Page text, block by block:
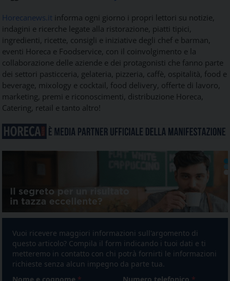
Horecanews.it informa ogni giorno i propri lettori su notizie,
indagini e ricerche legate alla ristorazione, piatti tipici,
ingredienti, ricette, consigli e iniziative degli chef e barman,
eventi Horeca e Foodservice, con il coinvolgimento e la
collaborazione delle aziende e dei protagonisti che fanno parte
dei settori pasticceria, gelateria, pizzeria, caffè, ospitalità, food e
beverage, mixology e cocktail, food delivery, offerte di lavoro,
marketing, premi e riconoscimenti, distribuzione Horeca,
Catering, retail e tanto altro!